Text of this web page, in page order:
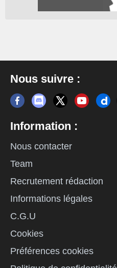
Nous suivre :
Information :
Nous contacter
Team
Recrutement rédaction
Informations légales
C.G.U
Cookies
Préférences cookies